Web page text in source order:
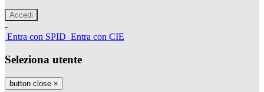
-
Entra con SPID Entra con CIE
Seleziona utente
button close ×